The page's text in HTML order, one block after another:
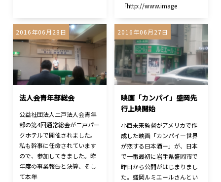
「http://www.image
2016年06月28日
法人会青年部総会
公益社団法人二戸法人会青年
部の第4回通常総会が二戸パー
クホテルで開催されました。
私も幹事に任命されています
ので、参加してきました。昨
年度の事業報告と決算、そし
て本年
2016年06月27日
映画「カンパイ」盛岡先
行上映開始
小西未来監督がアメリカで作
成した映画「カンパイー世界
が恋する日本酒ー」が、日本
で一番最初に岩手県盛岡市で
昨日から公開がはじまりまし
た。盛岡ルミエールさんとい